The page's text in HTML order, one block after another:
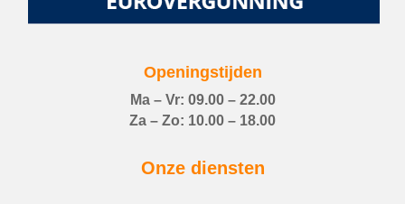
Openingstijden
Ma – Vr: 09.00 – 22.00
Za – Zo: 10.00 – 18.00
Onze diensten